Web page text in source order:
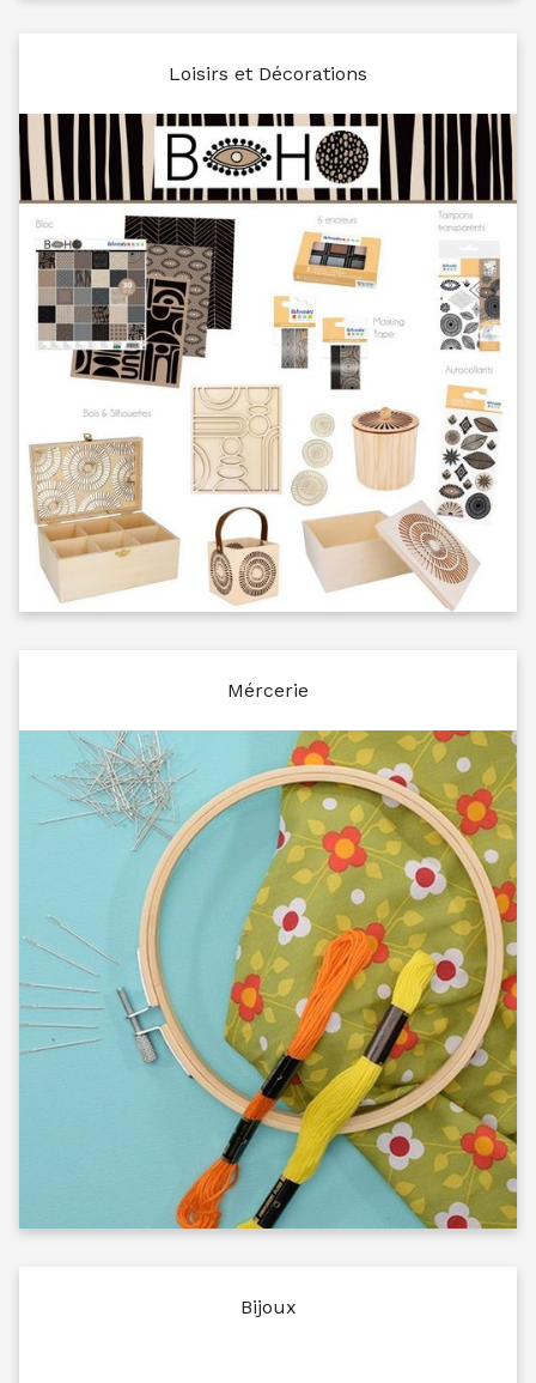
Loisirs et Décorations
Mércerie
Bijoux